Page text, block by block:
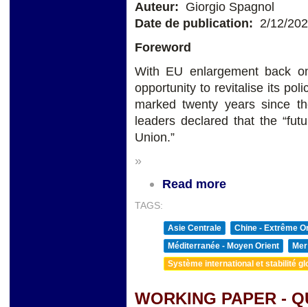
Auteur: Giorgio Spagnol
Date de publication: 2/12/
Foreword
With EU enlargement back
opportunity to revitalise its
marked twenty years since
leaders declared that the
Union.”
»
Read more
TAGS:
Asie Centrale
Chine - Extrême
Méditerranée - Moyen Orient
Système international et stabilité
WORKING PAPER -